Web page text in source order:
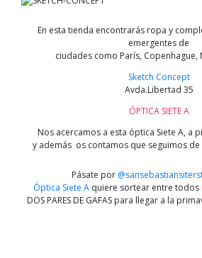
En esta tienda encontrarás ropa y
emergentes de
ciudades como París, Copenhague,
Sketch Concept
Avda.Libertad 35
ÓPTICA SIETE A
Nos acercamos a esta óptica Siete A, a
y además os contamos que seguimos
Pásate por
Óptica Siete A quiere sortear entre
DOS PARES DE GAFAS para llegar a la